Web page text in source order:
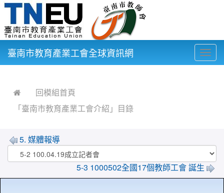
臺南市教育產業工會全球資訊網
回模組首頁
「臺南市教育產業工會介紹」目錄
5. 媒體報導
5-3 1000502全國17個教師工會 誕生